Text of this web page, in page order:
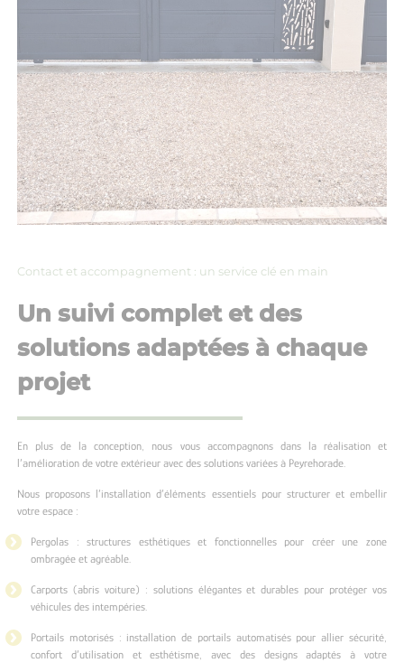
Contact et accompagnement : un service clé en main
Un suivi complet et des
solutions adaptées à chaque
projet
En plus de la conception, nous vous accompagnons dans la réalisation et
l’amélioration de votre extérieur avec des solutions variées à Peyrehorade.
Nous proposons l’installation d’éléments essentiels pour structurer et embellir
votre espace :
Pergolas : structures esthétiques et fonctionnelles pour créer une zone
ombragée et agréable.
Carports (abris voiture) : solutions élégantes et durables pour protéger vos
véhicules des intempéries.
Portails motorisés : installation de portails automatisés pour allier sécurité,
confort d’utilisation et esthétisme, avec des designs adaptés à votre